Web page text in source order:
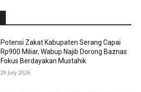
Potensi Zakat Kabupaten Serang Capai
Rp900 Miliar, Wabup Najib Dorong Baznas
Fokus Berdayakan Mustahik
29 July 2026